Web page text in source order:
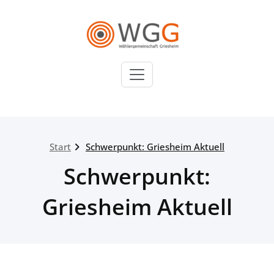
Start Schwerpunkt: Griesheim Aktuell
Schwerpunkt:
Griesheim Aktuell